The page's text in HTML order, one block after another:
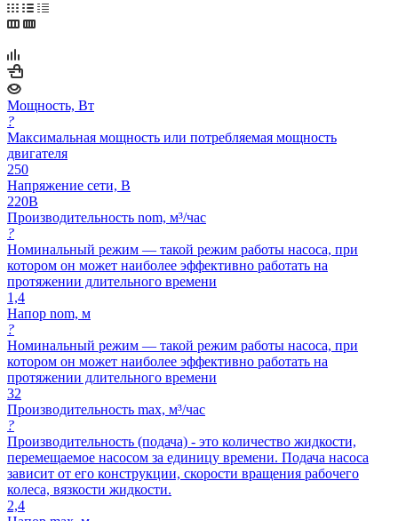
Мощность, Вт
?
Максимальная мощность или потребляемая мощность
двигателя
250
Напряжение сети, В
220В
Производительность nom, м³/час
?
Номинальный режим — такой режим работы насоса, при
котором он может наиболее эффективно работать на
протяжении длительного времени
1,4
Напор nom, м
?
Номинальный режим — такой режим работы насоса, при
котором он может наиболее эффективно работать на
протяжении длительного времени
32
Производительность max, м³/час
?
Производительность (подача) - это количество жидкости,
перемещаемое насосом за единицу времени. Подача насоса
зависит от его конструкции, скорости вращения рабочего
колеса, вязкости жидкости.
2,4